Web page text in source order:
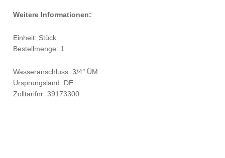
Weitere Informationen:
Einheit: Stück
Bestellmenge: 1
Wasseranschluss: 3/4″ ÜM
Ursprungsland: DE
Zolltarifnr: 39173300